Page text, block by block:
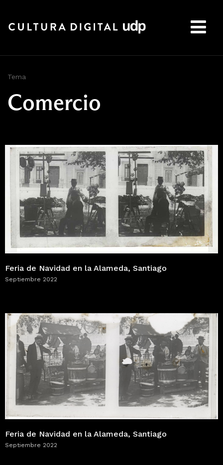
Tema
Comercio
Feria de Navidad en la Alameda, Santiago
Septiembre 2022
Feria de Navidad en la Alameda, Santiago
Septiembre 2022